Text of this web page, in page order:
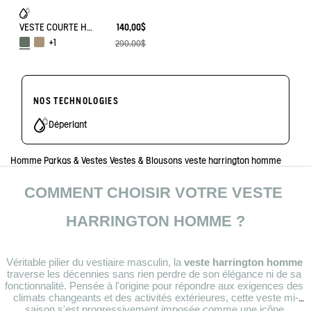
VESTE COURTE HARRINGTON EN SERGÉ DÉPERLANT 140,00$
+1 290,00$
NOS TECHNOLOGIES
Déperlant
Homme Parkas & Vestes Vestes & Blousons veste harrington homme
COMMENT CHOISIR VOTRE VESTE
HARRINGTON HOMME ?
Véritable pilier du vestiaire masculin, la veste harrington homme
traverse les décennies sans rien perdre de son élégance ni de sa
fonctionnalité. Pensée à l'origine pour répondre aux exigences des
climats changeants et des activités extérieures, cette veste mi-